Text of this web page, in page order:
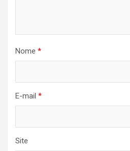
Nome *
E-mail *
Site